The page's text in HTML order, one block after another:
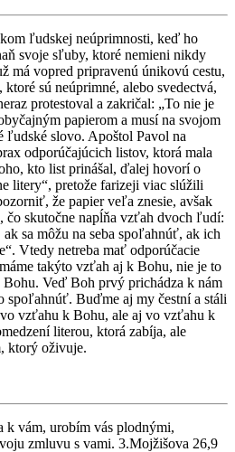
ľudskej neúprimnosti, keď ho
svoje sľuby, ktoré nemieni nikdy
má vopred pripravenú únikovú cestu,
sú neúprimné, alebo svedectvá,
protestoval a zakričal: „To nie je
papierom a musí na svojom
ľudské slovo. Apoštol Pavol na
odporúčajúcich listov, ktorá mala
kto list prinášal, ďalej hovorí o
litery“, pretože farizeji viac slúžili
že papier veľa znesie, avšak
čo skutočne napĺňa vzťah dvoch ľudí:
sa môžu na seba spoľahnúť, ak ich
Vtedy netreba mať odporúčacie
takýto vzťah aj k Bohu, nie je to
Bohu. Veď Boh prvý prichádza k nám
spoľahnúť. Buďme aj my čestní a stáli
vzťahu k Bohu, ale aj vo vzťahu k
literou, ktorá zabíja, ale
ktorý oživuje.
k vám, urobím vás plodnými,
zmluvu s vami. 3.Mojžišova 26,9